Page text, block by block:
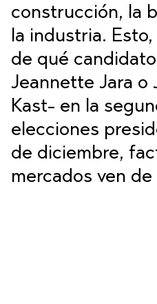
construcción, la
la industria.
de qué
Jeannette Jara o
Kast- en la
elecciones
de diciembre,
mercados ven de